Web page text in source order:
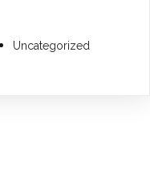
Uncategorized